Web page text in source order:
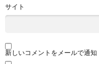
サイト
新しいコメントをメールで通知